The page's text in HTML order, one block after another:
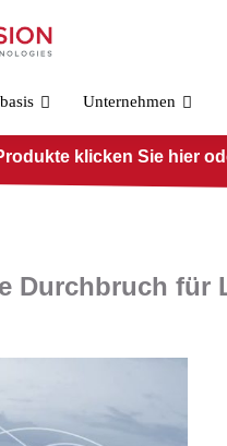
Unternehmen
klicken Sie hier
Durchbruch für